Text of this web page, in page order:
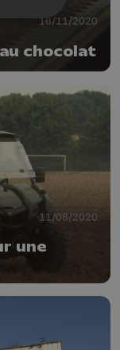
16/11/2020
chocolat
11/08/2020
une